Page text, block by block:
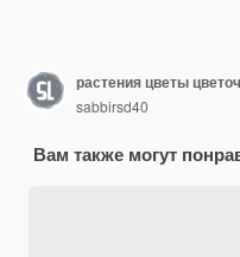
sabbirsd40
Вам также могут